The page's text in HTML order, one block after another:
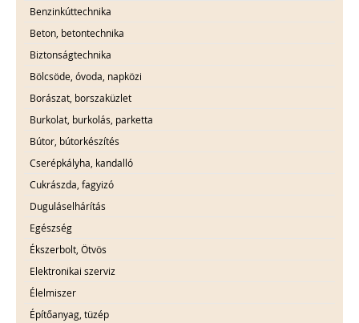
Benzinkúttechnika
Beton, betontechnika
Biztonságtechnika
Bölcsöde, óvoda, napközi
Borászat, borszaküzlet
Burkolat, burkolás, parketta
Bútor, bútorkészítés
Cserépkályha, kandalló
Cukrászda, fagyizó
Duguláselhárítás
Egészség
Ékszerbolt, Ötvös
Elektronikai szerviz
Élelmiszer
Építőanyag, tüzép